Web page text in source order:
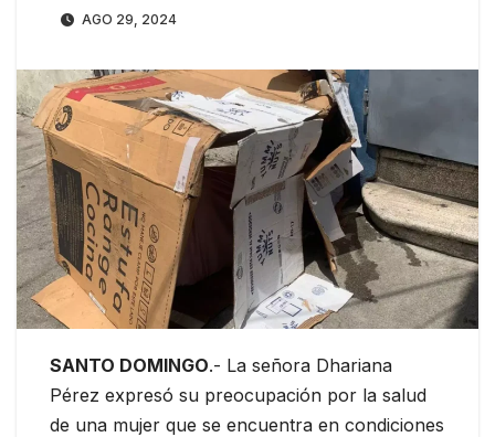
AGO 29, 2024
SANTO DOMINGO.- La señora Dhariana
Pérez expresó su preocupación por la salud
de una mujer que se encuentra en condiciones